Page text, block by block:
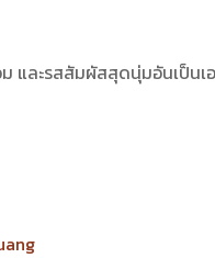
ละรสสัมผัสสุดนุ่มอันเป็น